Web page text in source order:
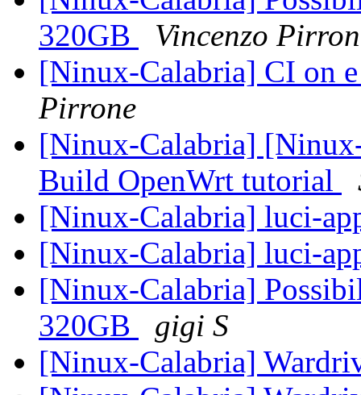
320GB
Vincenzo
[Ninux-Calabria] CI on
Pirrone
[Ninux-Calabria]
Build OpenWrt tutorial
[Ninux-Calabria] luci-
[Ninux-Calabria] luci-
[Ninux-Calabria]
320GB
gigi S
[Ninux-Calabria]